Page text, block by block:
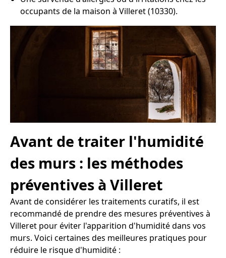
occupants de la maison à Villeret (10330).
Avant de traiter l'humidité
des murs : les méthodes
préventives à Villeret
Avant de considérer les traitements curatifs, il est
recommandé de prendre des mesures préventives à
Villeret pour éviter l'apparition d'humidité dans vos
murs. Voici certaines des meilleures pratiques pour
réduire le risque d'humidité :